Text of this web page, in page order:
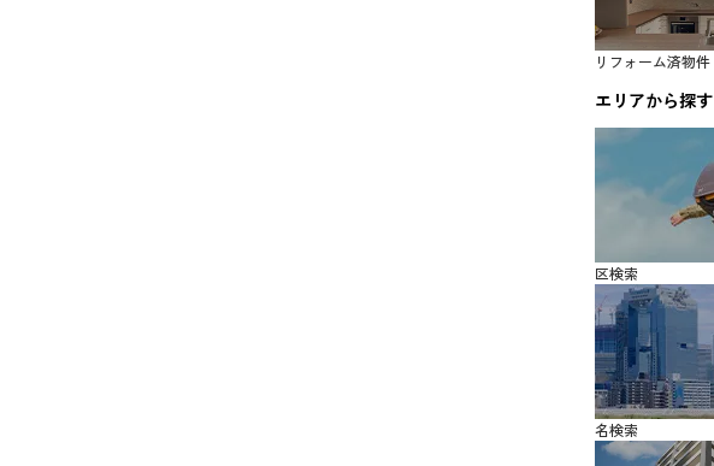
リフォーム済物件
エリアから探す
区検索
名検索